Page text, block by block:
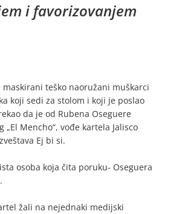
i favorizovanjem
maskirani teško naoružani muškarci
koji sedi za stolom i koji je poslao
da je od Rubena Oseguere
„El Mencho“, vođe kartela Jalisco
Ej bi si.
osoba koja čita poruku- Oseguera
žali na nejednaki medijski